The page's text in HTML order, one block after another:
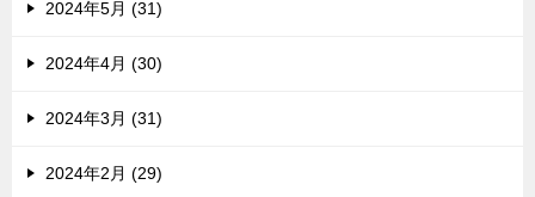
2024年5月 (31)
2024年4月 (30)
2024年3月 (31)
2024年2月 (29)